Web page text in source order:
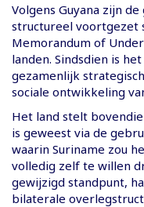
Volgens Guyana zijn
structureel voortgezet
Memorandum of
landen. Sindsdien is
gezamenlijk
sociale ontwikkeling
Het land stelt
is geweest via de
waarin Suriname zou
volledig zelf te willen
gewijzigd standpunt,
bilaterale